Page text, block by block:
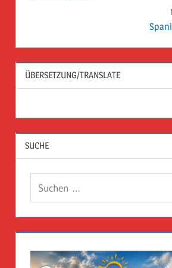
ÜBERSETZUNG/TRANSLATE
SUCHE